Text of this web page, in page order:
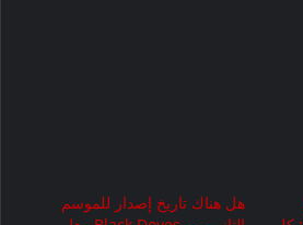
هل هناك تاريخ إصدار للموسم